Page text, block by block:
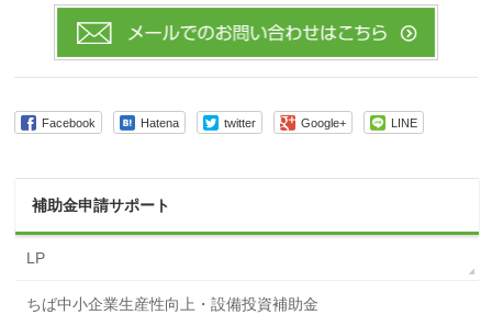
Facebook Hatena twitter Google+ LINE
補助金申請サポート
LP
ちば中小企業生産性向上・設備投資補助金